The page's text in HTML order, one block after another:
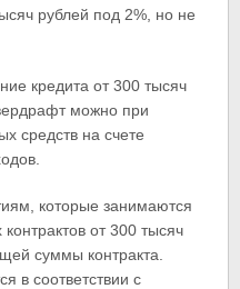
рублей под 2%, но не
кредита от 300 тысяч
можно при
средств на счете
которые занимаются
от 300 тысяч
суммы контракта.
в соответствии с